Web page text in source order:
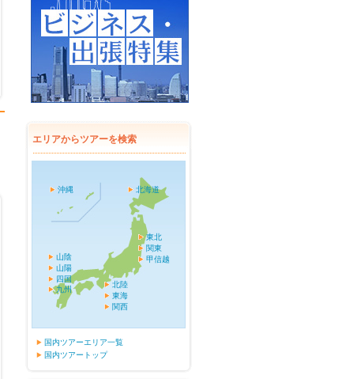
エリアからツアーを検索
北海道
東北
関東
甲信越
北陸
東海
関西
山陰
山陽
四国
九州
沖縄
国内ツアーエリア一覧
国内ツアートップ